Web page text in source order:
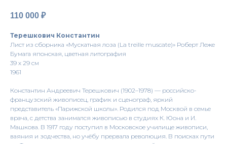
110 000 ₽
Терешкович Константин
Лист из сборника «Мускатная лоза (La treille muscate)» Роберт Леже
Бумага японская, цветная литография
39 х 29 см
1961
Константин Андреевич Терешкович (1902–1978) — российско-
французский живописец, график и сценограф, яркий
представитель «Парижской школы». Родился под Москвой в семье
врача, с детства занимался живописью в студиях К. Юона и И.
Машкова. В 1917 году поступил в Московское училище живописи,
ваяния и зодчества, но учёбу прервала революция. В поисках пути